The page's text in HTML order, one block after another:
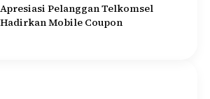
Apresiasi Pelanggan Telkomsel
Hadirkan Mobile Coupon